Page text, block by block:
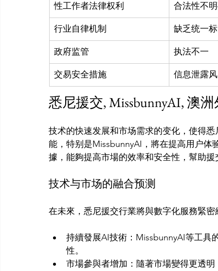
性工作者法律权利 合法性不
行业自律机制 缺乏统一
政府监管 执法不一
交易安全措施 信息泄露
悉尼援交, MissbunnyAI, 澳
技术的快速发展和市场需求的变化，使得
能，特别是MissbunnyAI，將在提高用户
技术与市场的融合预测
持續發展AI技術：MissbunnyAI等工具
性。
市場參與者增加：隨著市場變得更透